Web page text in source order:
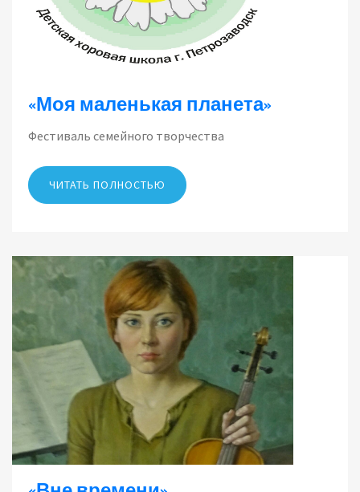
«Моя маленькая планета»
Фестиваль семейного творчества
ЧИТАТЬ ПОЛНОСТЬЮ